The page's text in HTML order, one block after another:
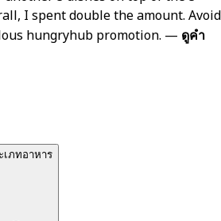
I spent double the amount. Avoid
hungryhub promotion. — ดูคำ
ภทอาหาร